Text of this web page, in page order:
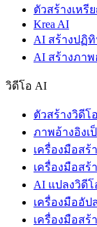
ตัวสร้างเหรี
Krea AI
AI สร้างปฏิ
AI สร้างภา
วิดีโอ AI
ตัวสร้างวิดีโ
ภาพอ้างอิงเ
เครื่องมือสร้
เครื่องมือสร้
AI แปลงวิดีโ
เครื่องมืออัป
เครื่องมือสร้